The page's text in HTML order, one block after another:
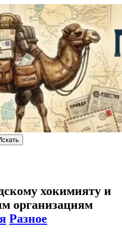
хокимияту и
организациям
Разное